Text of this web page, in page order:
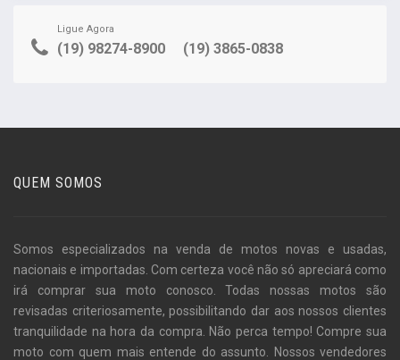
Ligue Agora
(19) 98274-8900 (19) 3865-0838
QUEM SOMOS
Somos especializados na venda de motos novas e usadas,
nacionais e importadas. Com certeza você não só apreciará como
irá comprar sua moto conosco. Todas nossas motos são
revisadas criteriosamente, possibilitando dar aos nossos clientes
tranquilidade na hora da compra. Não perca tempo! Compre sua
moto com quem mais entende do assunto. Nossos vendedores